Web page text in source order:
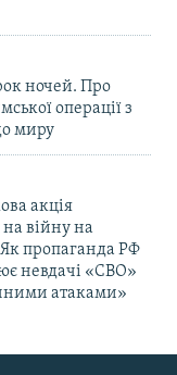
ночей. Про
операції з
миру
акція
війну на
пропаганда РФ
невдачі «СВО»
атаками»